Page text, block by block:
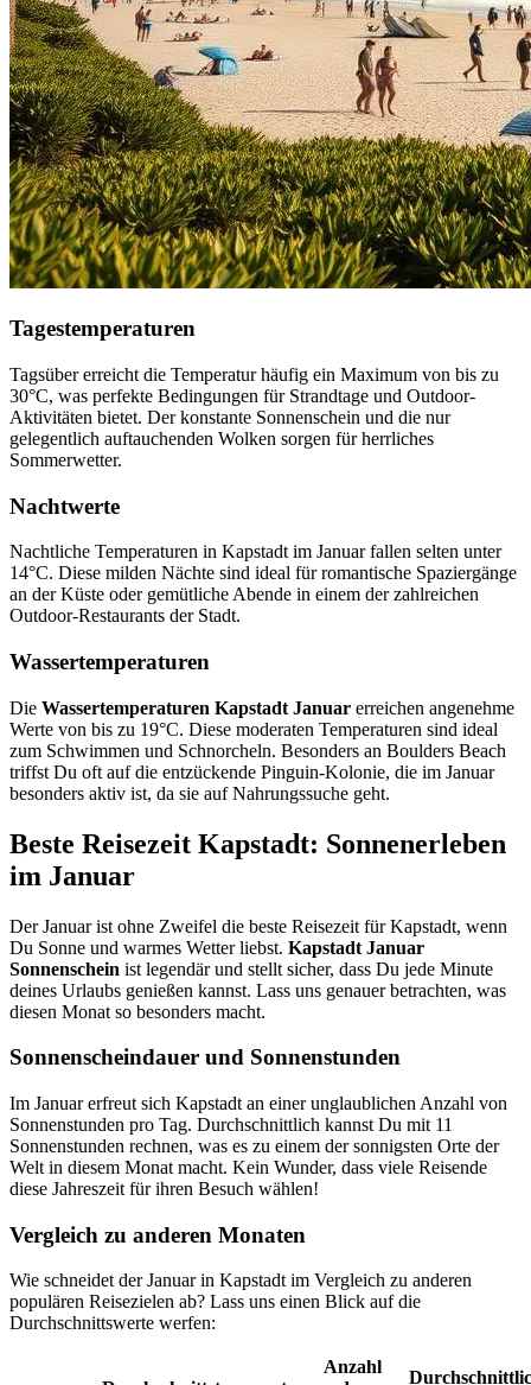
Tagestemperaturen
Tagsüber erreicht die Temperatur häufig ein Maximum von bis zu
30°C, was perfekte Bedingungen für Strandtage und Outdoor-
Aktivitäten bietet. Der konstante Sonnenschein und die nur
gelegentlich auftauchenden Wolken sorgen für herrliches
Sommerwetter.
Nachtwerte
Nachtliche Temperaturen in Kapstadt im Januar fallen selten unter
14°C. Diese milden Nächte sind ideal für romantische Spaziergänge
an der Küste oder gemütliche Abende in einem der zahlreichen
Outdoor-Restaurants der Stadt.
Wassertemperaturen
Die Wassertemperaturen Kapstadt Januar erreichen angenehme
Werte von bis zu 19°C. Diese moderaten Temperaturen sind ideal
zum Schwimmen und Schnorcheln. Besonders an Boulders Beach
triffst Du oft auf die entzückende Pinguin-Kolonie, die im Januar
besonders aktiv ist, da sie auf Nahrungssuche geht.
Beste Reisezeit Kapstadt: Sonnenerleben
im Januar
Der Januar ist ohne Zweifel die beste Reisezeit für Kapstadt, wenn
Du Sonne und warmes Wetter liebst. Kapstadt Januar
Sonnenschein ist legendär und stellt sicher, dass Du jede Minute
deines Urlaubs genießen kannst. Lass uns genauer betrachten, was
diesen Monat so besonders macht.
Sonnenscheindauer und Sonnenstunden
Im Januar erfreut sich Kapstadt an einer unglaublichen Anzahl von
Sonnenstunden pro Tag. Durchschnittlich kannst Du mit 11
Sonnenstunden rechnen, was es zu einem der sonnigsten Orte der
Welt in diesem Monat macht. Kein Wunder, dass viele Reisende
diese Jahreszeit für ihren Besuch wählen!
Vergleich zu anderen Monaten
Wie schneidet der Januar in Kapstadt im Vergleich zu anderen
populären Reisezielen ab? Lass uns einen Blick auf die
Durchschnittswerte werfen:
Anzahl